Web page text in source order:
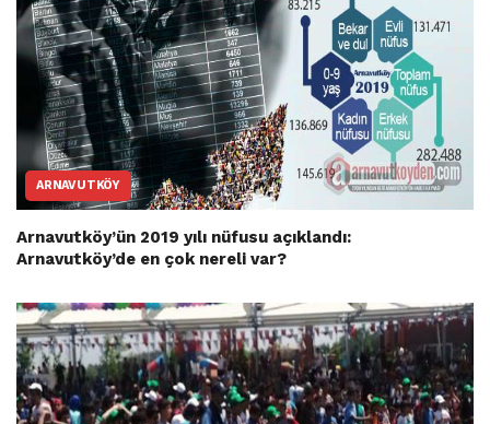
ARNAVUTKÖY
Arnavutköy’ün 2019 yılı nüfusu açıklandı:
Arnavutköy’de en çok nereli var?